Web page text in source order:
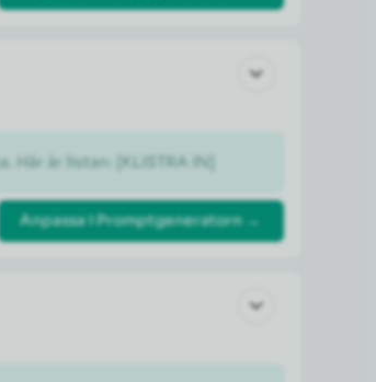
är listan: [KLISTRA IN]
Anpassa i Promptgeneratorn →